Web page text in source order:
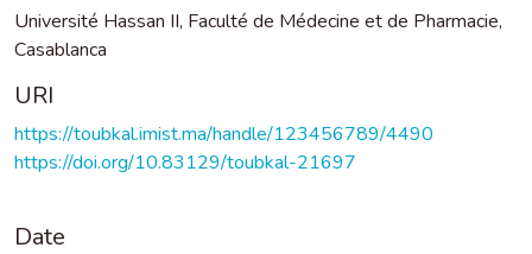
Université Hassan II, Faculté de Médecine et de Pharmacie,
Casablanca
URI
https://toubkal.imist.ma/handle/123456789/4490
https://doi.org/10.83129/toubkal-21697
Date